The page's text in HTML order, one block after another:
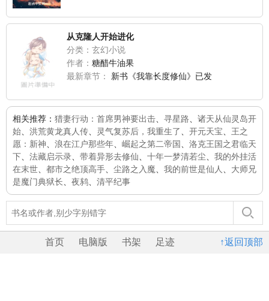
从克隆人开始进化
分类：玄幻小说
作者： 糖醋牛油果
最新章节：
新书《我靠长度修仙》已发
相关推荐： 猎妻行动：首席男神要出击 寻星路
诸天从仙灵岛开
始
洪荒黄龙真人传 灵气复苏后，我重生了 开元天宝
王之
愿：新神
浪在江户那些年 崛起之第二帝国
洛克王国之君临天
下
法藏启示录 带着异形去修仙 十年一梦清若尘
我的外挂活
在末世
都市之绝顶高手 尘路之入魔 我的前世是仙人
大师兄
是魔门典狱长
夜鸫 清平纪事
↑返回顶部
首页 电脑版 书架 足迹